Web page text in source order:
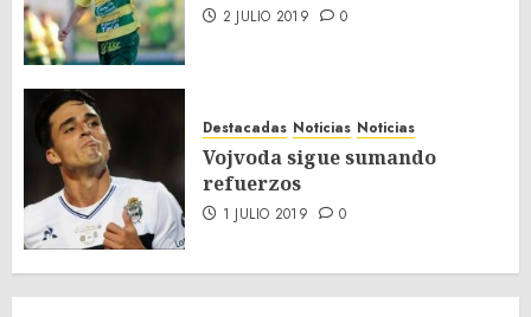
2 JULIO 2019 0
Destacadas Noticias Noticias
Vojvoda sigue sumando
refuerzos
1 JULIO 2019 0